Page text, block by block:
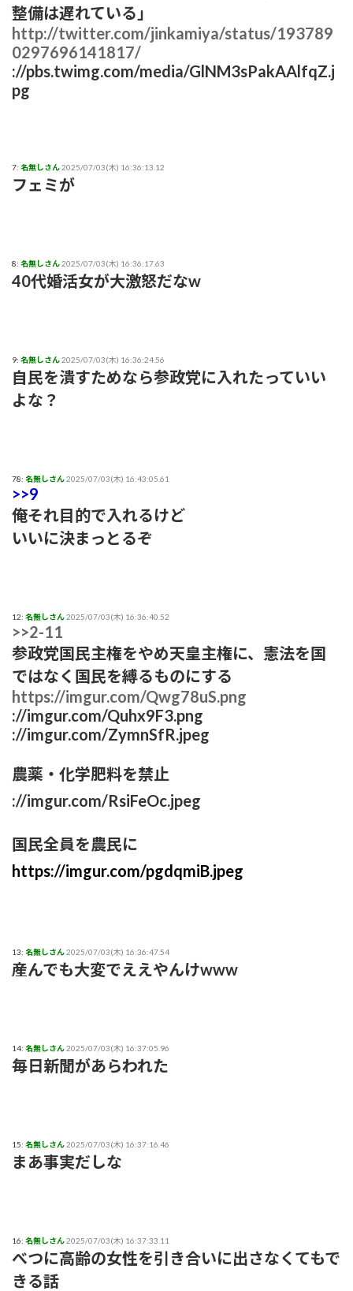
整備は遅れている」
http://twitter.com/jinkamiya/status/193789
0297696141817/
://pbs.twimg.com/media/GlNM3sPakAAlfqZ.j
pg
7: 名無しさん2025/07/03(木) 16:36:13.12
フェミが
8: 名無しさん2025/07/03(木) 16:36:17.63
40代婚活女が大激怒だなw
9: 名無しさん2025/07/03(木) 16:36:24.56
自民を潰すためなら参政党に入れたっていい
よな？
78: 名無しさん2025/07/03(木) 16:43:05.61
>>9
俺それ目的で入れるけど
いいに決まっとるぞ
12: 名無しさん2025/07/03(木) 16:36:40.52
>>2-11
参政党国民主権をやめ天皇主権に、憲法を国
ではなく国民を縛るものにする
https://imgur.com/Qwg78uS.png
://imgur.com/Quhx9F3.png
://imgur.com/ZymnSfR.jpeg
農薬・化学肥料を禁止
://imgur.com/RsiFeOc.jpeg
国民全員を農民に
https://imgur.com/pgdqmiB.jpeg
13: 名無しさん2025/07/03(木) 16:36:47.54
産んでも大変でええやんけwww
14: 名無しさん2025/07/03(木) 16:37:05.96
毎日新聞があらわれた
15: 名無しさん2025/07/03(木) 16:37:16.46
まあ事実だしな
16: 名無しさん2025/07/03(木) 16:37:33.11
べつに高齢の女性を引き合いに出さなくてもで
きる話